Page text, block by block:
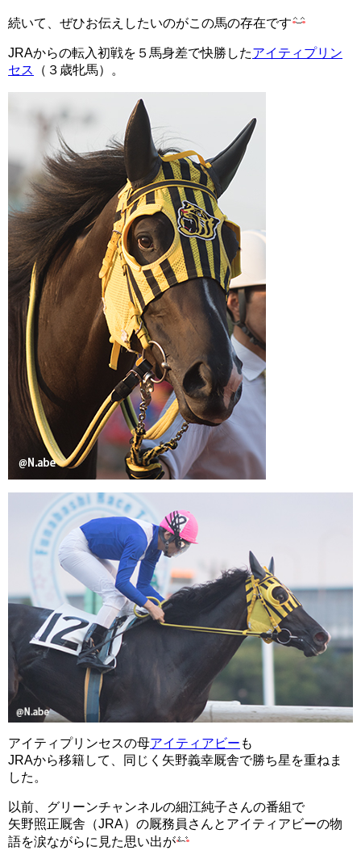
続いて、ぜひお伝えしたいのがこの馬の存在です
JRAからの転入初戦を５馬身差で快勝したアイティプリン
セス
（３歳牝馬）。
アイティプリンセスの母アイティアビー も
JRAから移籍して、同じく矢野義幸厩舎で勝ち星を重ねま
した。
以前、グリーンチャンネルの細江純子さんの番組で
矢野照正厩舎（JRA）の厩務員さんとアイティアビーの物
語を涙ながらに見た思い出が